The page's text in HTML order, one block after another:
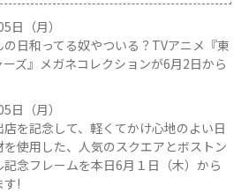
日（月）
の日和ってる奴やついる？TVアニメ『東
ズ』メガネコレクションが6月2日から
日（月）
店を記念して、軽くてかけ心地のよい日
使用した、人気のスクエアとボストン
記念フレームを本日6月１日（木）から
す!